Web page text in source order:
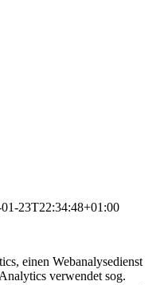
23T22:34:48+01:00
einen Webanalysedienst
verwendet sog.